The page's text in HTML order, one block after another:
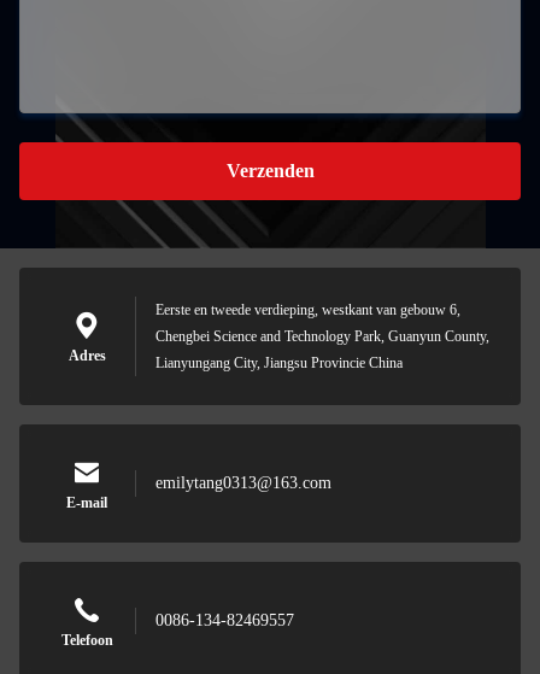
Verzenden
Adres
Eerste en tweede verdieping, westkant van gebouw 6,
Chengbei Science and Technology Park, Guanyun County,
Lianyungang City, Jiangsu Provincie China
E-mail
emilytang0313@163.com
Telefoon
0086-134-82469557